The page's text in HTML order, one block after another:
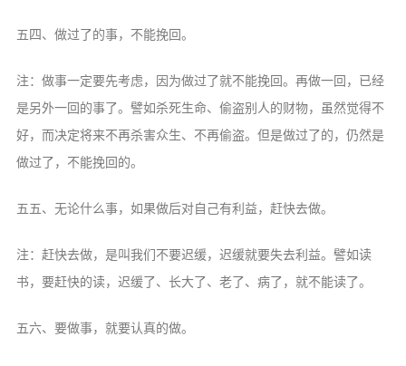
五四、做过了的事，不能挽回。
注：做事一定要先考虑，因为做过了就不能挽回。再做一回，已经
是另外一回的事了。譬如杀死生命、偷盗别人的财物，虽然觉得不
好，而决定将来不再杀害众生、不再偷盗。但是做过了的，仍然是
做过了，不能挽回的。
五五、无论什么事，如果做后对自己有利益，赶快去做。
注：赶快去做，是叫我们不要迟缓，迟缓就要失去利益。譬如读
书，要赶快的读，迟缓了、长大了、老了、病了，就不能读了。
五六、要做事，就要认真的做。